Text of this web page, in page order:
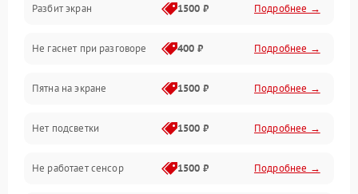
Проблемы с дисплеем и сенсором
Зарядка
Проблемы с питанием, зарядкой и аккумулятором
Проблемы с работой системы, корпусом и другие
Разбит экран 1500 ₽ Подробнее →
Не гаснет при разговоре 400 ₽ Подробнее →
Пятна на экране 1500 ₽ Подробнее →
Нет подсветки 1500 ₽ Подробнее →
Не работает сенсор 1500 ₽ Подробнее →